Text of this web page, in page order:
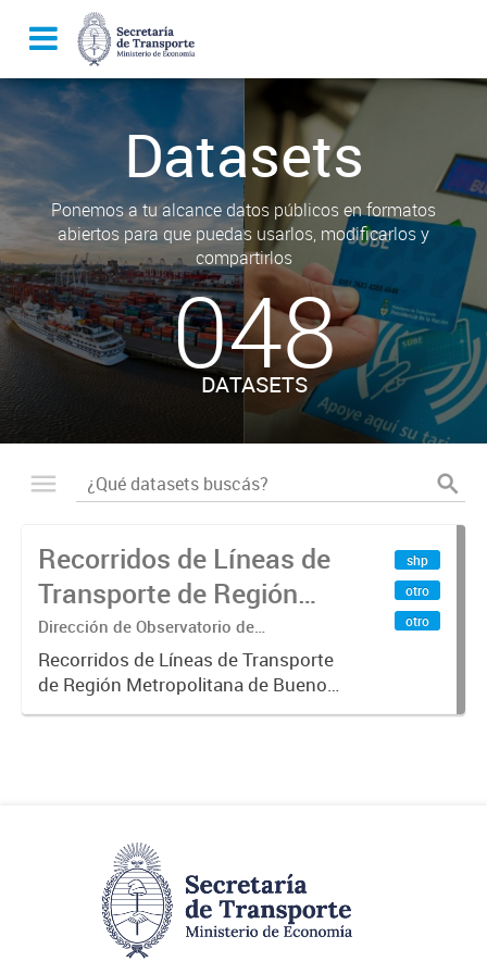
Datasets
Ponemos a tu alcance datos públicos en formatos
abiertos para que puedas usarlos, modificarlos y
compartirlos
048
DATASETS
Recorridos de Líneas de
Transporte de Región
Metropolitana de
Buenos Aires (RMBA)
Dirección de Observatorio de
Transporte, Estudio y Sistemas
Recorridos de Líneas de Transporte
de Región Metropolitana de Buenos
Aires (RMBA).-
shp
otro
otro